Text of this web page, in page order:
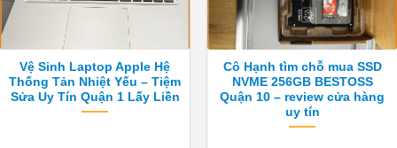
Vệ Sinh Laptop Apple Hệ
Thống Tản Nhiệt Yếu – Tiệm
Sửa Uy Tín Quận 1 Lấy Liền
Cô Hạnh tìm chỗ mua SSD
NVME 256GB BESTOSS
Quận 10 – review cửa hàng
uy tín